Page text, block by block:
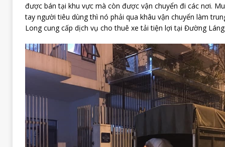
được bán tại khu vực mà còn được vận chuyển đi các nơi.
tay người tiêu dùng thì nó phải qua khâu vận chuyển làm
Long cung cấp dịch vụ cho thuê xe tải tiện lợi tại Đường Láng